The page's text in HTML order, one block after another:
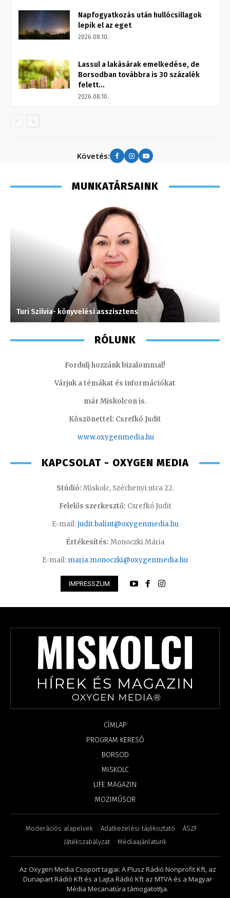
Napfogyatkozás után hullócsillagok
lepik el az eget
2026.08.10.
Lassul a lakásárak emelkedése, de
Borsodban továbbra is 30 százalék
felett...
2026.08.10.
Követés:
MUNKATÁRSAINK
Turi Szilvia- könyvelési asszisztens
RÓLUNK
Fordulj hozzánk bizalommal!
Várjuk a témákat és információkat
már Miskolcon is.
Köszönettel: Csrefkó Judit
www.oxygenmedia.hu
KAPCSOLAT - OXYGEN MEDIA
Stúdió: Miskolc, Széchenyi utca 22.
Felelős szerkesztő: Csrefkó Judit
E-mail:judit.balint@oxygenmedia.hu
Értékesítés: Monoczki Mária
E-mail: maria.monoczki@oxygenmedia.hu
IMPRESSZUM
CÍMLAP
PROGRAM KERESŐ
BORSOD
MISKOLC
LIFE MAGAZIN
MOZIMŰSOR
Moderációs alapelvek Adatkezelési tájékoztató
ÁSZF
Játékszabályzat
Médiaajánlatunk
Az Oxygen Media Csoport tagjai: A Plusz Rádió Nonprofit Kft, az
Dunapart Rádió Kft és a Lajta Rádió Kft az MTVA és a Magyar
Média Mecanatúra támogatottja.